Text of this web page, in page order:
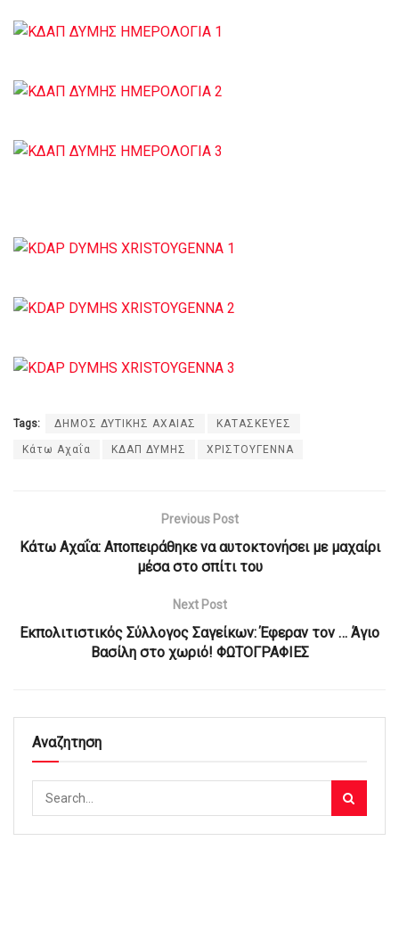
Tags: ΔΗΜΟΣ ΔΥΤΙΚΗΣ ΑΧΑΙΑΣ ΚΑΤΑΣΚΕΥΕΣ
Κάτω Αχαΐα ΚΔΑΠ ΔΥΜΗΣ ΧΡΙΣΤΟΥΓΕΝΝΑ
Previous Post
Κάτω Αχαΐα: Απoπειράθηκε να αυτοκτονήσει με μαχαίρι
μέσα στο σπίτι του
Next Post
Εκπολιτιστικός Σύλλογος Σαγείκων: Έφεραν τον … Άγιο
Βασίλη στο χωριό! ΦΩΤΟΓΡΑΦΙΕΣ
Αναζητηση